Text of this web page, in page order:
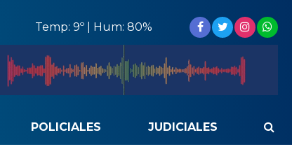
Temp: 9º | Hum: 80%
POLICIALES JUDICIALES